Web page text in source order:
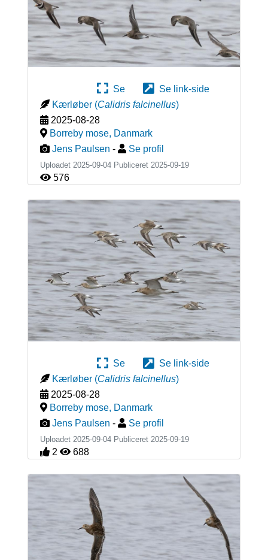
Se
Se link-side
Kærløber (Calidris falcinellus)
2025-08-28
Borreby mose, Danmark
Jens Paulsen - Se profil
Uploadet 2025-09-04 Publiceret 2025-09-19
576
Se
Se link-side
Kærløber (Calidris falcinellus)
2025-08-28
Borreby mose, Danmark
Jens Paulsen - Se profil
Uploadet 2025-09-04 Publiceret 2025-09-19
2 688